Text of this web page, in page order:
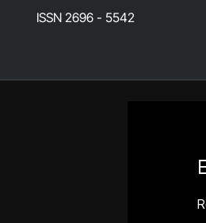
ISSN 2696 - 5542